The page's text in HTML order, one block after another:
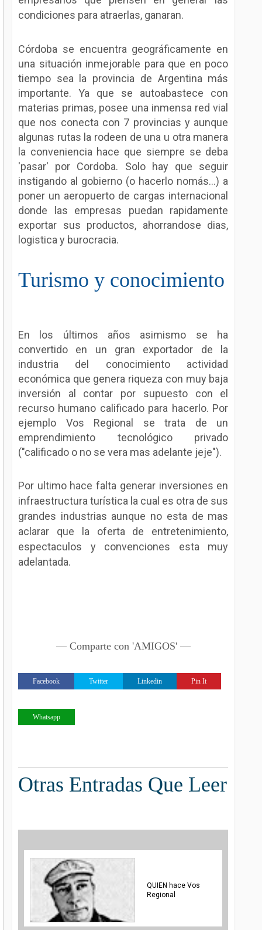
condiciones para atraerlas, ganaran.
Córdoba se encuentra geográficamente en
una situación inmejorable para que en poco
tiempo sea la provincia de Argentina más
importante. Ya que se autoabastece con
materias primas, posee una inmensa red vial
que nos conecta con 7 provincias y aunque
algunas rutas la rodeen de una u otra manera
la conveniencia hace que siempre se deba
'pasar' por Cordoba. Solo hay que seguir
instigando al gobierno (o hacerlo nomás...) a
poner un aeropuerto de cargas internacional
donde las empresas puedan rapidamente
exportar sus productos, ahorrandose dias,
logistica y burocracia.
Turismo y conocimiento
En los últimos años asimismo se ha
convertido en un gran exportador de la
industria del conocimiento actividad
económica que genera riqueza con muy baja
inversión al contar por supuesto con el
recurso humano calificado para hacerlo. Por
ejemplo Vos Regional se trata de un
emprendimiento tecnológico privado
("calificado o no se vera mas adelante jeje").
Por ultimo hace falta generar inversiones en
infraestructura turística la cual es otra de sus
grandes industrias aunque no esta de mas
aclarar que la oferta de entretenimiento,
espectaculos y convenciones esta muy
adelantada.
— Comparte con 'AMIGOS' —
Facebook Twitter Linkedin Pin It
Whatsapp
Otras Entradas Que Leer
QUIEN hace Vos
Regional